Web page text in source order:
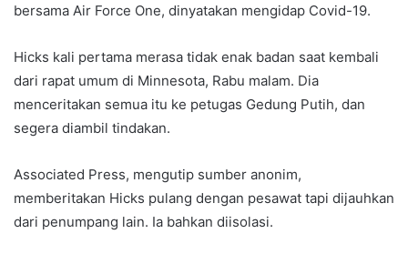
bersama Air Force One, dinyatakan mengidap Covid-19.
Hicks kali pertama merasa tidak enak badan saat kembali
dari rapat umum di Minnesota, Rabu malam. Dia
menceritakan semua itu ke petugas Gedung Putih, dan
segera diambil tindakan.
Associated Press, mengutip sumber anonim,
memberitakan Hicks pulang dengan pesawat tapi dijauhkan
dari penumpang lain. Ia bahkan diisolasi.